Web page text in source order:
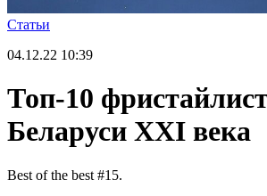
Статьи
04.12.22 10:39
Топ-10
Беларуси XXI века
Best of the best #15.